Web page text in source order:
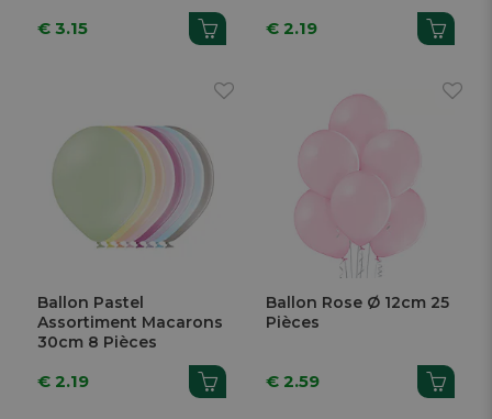
€ 3.15 € 2.19
Ballon Pastel
Assortiment Macarons
30cm 8 Pièces
€ 2.19
Ballon Rose Ø 12cm 25
Pièces
€ 2.59